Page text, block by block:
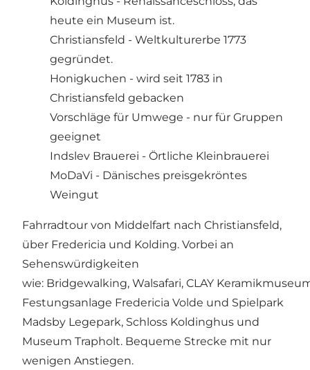
heute ein Museum ist.
Christiansfeld - Weltkulturerbe 1773
gegründet.
Honigkuchen - wird seit 1783 in
Christiansfeld gebacken
Vorschläge für Umwege - nur für Gruppen
geeignet
Indslev Brauerei - Örtliche Kleinbrauerei
MoDaVi - Dänisches preisgekröntes
Weingut
Fahrradtour von Middelfart nach Christiansfeld,
über Fredericia und Kolding. Vorbei an
Sehenswürdigkeiten
wie: Bridgewalking, Walsafari, CLAY
Festungsanlage Fredericia Volde und Spielpark
Madsby Legepark, Schloss Koldinghus und
Museum Trapholt. Bequeme Strecke mit nur
wenigen Anstiegen.